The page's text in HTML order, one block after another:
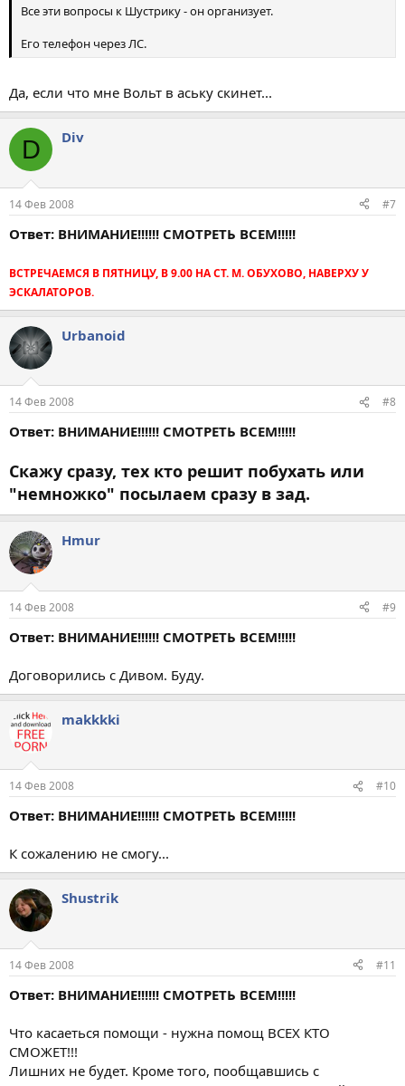
Все эти вопросы к Шустрику - он организует.
Его телефон через ЛС.
Да, если что мне Вольт в аську скинет...
D Div
14 Фев 2008 #7
Ответ: ВНИМАНИЕ!!!!!! СМОТРЕТЬ ВСЕМ!!!!!
ВСТРЕЧАЕМСЯ В ПЯТНИЦУ, В 9.00 НА СТ. М. ОБУХОВО, НАВЕРХУ У
ЭСКАЛАТОРОВ.
Urbanoid
14 Фев 2008 #8
Ответ: ВНИМАНИЕ!!!!!! СМОТРЕТЬ ВСЕМ!!!!!
Скажу сразу, тех кто решит побухать или
"немножко" посылаем сразу в зад.
Hmur
14 Фев 2008 #9
Ответ: ВНИМАНИЕ!!!!!! СМОТРЕТЬ ВСЕМ!!!!!
Договорились с Дивом. Буду.
makkkki
14 Фев 2008 #10
Ответ: ВНИМАНИЕ!!!!!! СМОТРЕТЬ ВСЕМ!!!!!
К сожалению не смогу...
Shustrik
14 Фев 2008 #11
Ответ: ВНИМАНИЕ!!!!!! СМОТРЕТЬ ВСЕМ!!!!!
Что касаеться помощи - нужна помощ ВСЕХ КТО
СМОЖЕТ!!!
Лишних не будет. Кроме того, пообщавшись с